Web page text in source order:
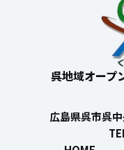
呉地域オープ
広島県呉市呉